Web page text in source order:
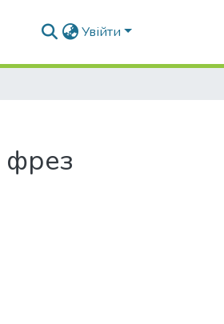
Увійти
фрез